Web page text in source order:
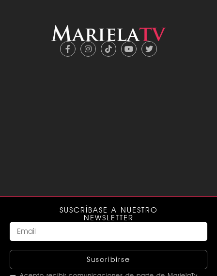
SUSCRÍBASE A NUESTRO
NEWSLETTER
Suscribirse